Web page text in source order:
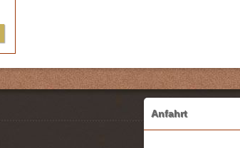
Anfahrt